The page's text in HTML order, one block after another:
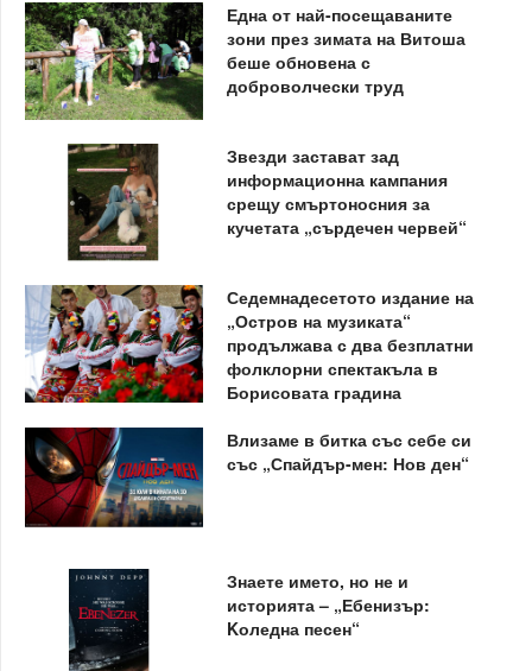
Една от най-посещаваните
зони през зимата на Витоша
беше обновена с
доброволчески труд
Звезди застават зад
информационна кампания
срещу смъртоносния за
кучетата „сърдечен червей“
Седемнадесетото издание на
„Остров на музиката“
продължава с два безплатни
фолклорни спектакъла в
Борисовата градина
Влизаме в битка със себе си
със „Спайдър-мен: Нов ден“
Знаете името, но не и
историята – „Ебенизър:
Kоледна песен“